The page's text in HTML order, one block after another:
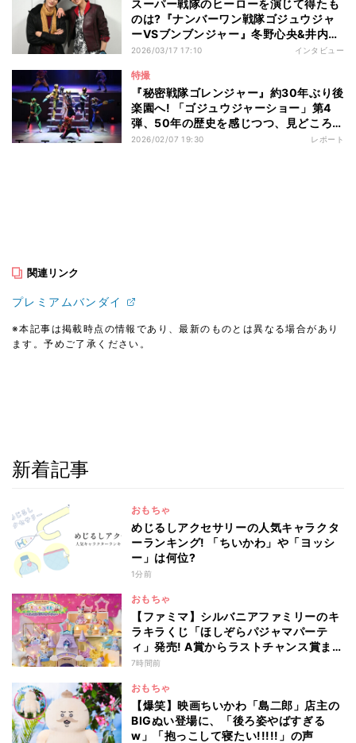
スーパー戦隊のヒーローを演じて得たも
のは?『ナンバーワン戦隊ゴジュウジャ
ーVSブンブンジャー』冬野心央&井内悠
陽インタビュー
2026/03/17 17:10 インタビュー
特撮
『秘密戦隊ゴレンジャー』約30年ぶり後
楽園へ! 「ゴジュウジャーショー」第4
弾、50年の歴史を感じつつ、見どころを
特撮ライターが紹介!
2026/02/07 19:30 レポート
関連リンク
プレミアムバンダイ
※本記事は掲載時点の情報であり、最新のものとは異なる場合があり
ます。予めご了承ください。
新着記事
おもちゃ
めじるしアクセサリーの人気キャラクタ
ーランキング! 「ちいかわ」や「ヨッシ
ー」は何位?
1分前
おもちゃ
【ファミマ】シルバニアファミリーのキ
ラキラくじ「ほしぞらパジャマパーテ
ィ」発売! A賞からラストチャンス賞まで
を一覧で紹介
7時間前
おもちゃ
【爆笑】映画ちいかわ「島二郎」店主の
BIGぬい登場に、「後ろ姿やばすぎる
w」「抱っこして寝たい!!!!!」の声